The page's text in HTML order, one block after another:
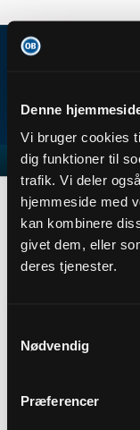
Denne
Vi bruger cookies
dig funktioner til
trafik. Vi deler
hjemmeside med
kan kombinere
givet dem, eller
deres tjenester.
Nødvendig
Præferencer
Abonnementer
Subscription